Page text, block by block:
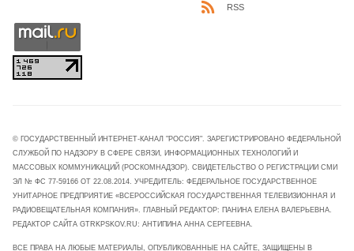
RSS
© ГОСУДАРСТВЕННЫЙ ИНТЕРНЕТ-КАНАЛ "РОССИЯ". ЗАРЕГИСТРИРОВАНО ФЕДЕРАЛЬНОЙ
СЛУЖБОЙ ПО НАДЗОРУ В СФЕРЕ СВЯЗИ, ИНФОРМАЦИОННЫХ ТЕХНОЛОГИЙ И
МАССОВЫХ КОММУНИКАЦИЙ (РОСКОМНАДЗОР). СВИДЕТЕЛЬСТВО О РЕГИСТРАЦИИ СМИ
ЭЛ № ФС 77-59166 ОТ 22.08.2014. УЧРЕДИТЕЛЬ: ФЕДЕРАЛЬНОЕ ГОСУДАРСТВЕННОЕ
УНИТАРНОЕ ПРЕДПРИЯТИЕ «ВСЕРОССИЙСКАЯ ГОСУДАРСТВЕННАЯ ТЕЛЕВИЗИОННАЯ И
РАДИОВЕЩАТЕЛЬНАЯ КОМПАНИЯ». ГЛАВНЫЙ РЕДАКТОР: ПАНИНА ЕЛЕНА ВАЛЕРЬЕВНА.
РЕДАКТОР САЙТА GTRKPSKOV.RU: АНТИПИНА АННА СЕРГЕЕВНА.
ВСЕ ПРАВА НА ЛЮБЫЕ МАТЕРИАЛЫ, ОПУБЛИКОВАННЫЕ НА САЙТЕ, ЗАЩИЩЕНЫ В